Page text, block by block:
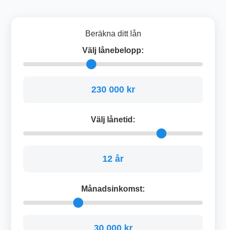
Beräkna ditt lån
Välj lånebelopp:
230 000 kr
Välj lånetid:
12 år
Månadsinkomst: